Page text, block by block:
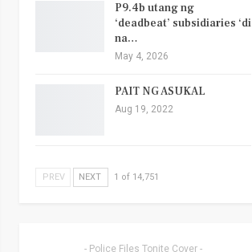
P9.4b utang ng
‘deadbeat’ subsidiaries ‘di
na…
May 4, 2026
PAIT NG ASUKAL
Aug 19, 2022
PREV NEXT 1 of 14,751
- Police Files Tonite Cover -